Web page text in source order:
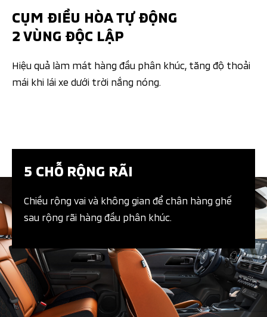
CỤM ĐIỀU HÒA TỰ ĐỘNG
2 VÙNG ĐỘC LẬP​
Hiệu quả làm mát hàng đầu phân khúc, tăng độ thoải
mái khi lái xe dưới trời nắng nóng.​
5 CHỖ RỘNG RÃI​
Chiều rộng vai và không gian để chân hàng ghế
sau rộng rãi hàng đầu phân khúc.​